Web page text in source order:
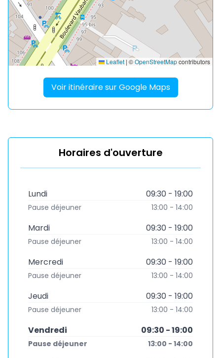
Leaflet | ©OpenStreetMapcontributors
Voir itinéraire sur Google Maps
Horaires d'ouverture
Lundi 09:30 - 19:00
Pause déjeuner 13:00 - 14:00
Mardi 09:30 - 19:00
Pause déjeuner 13:00 - 14:00
Mercredi 09:30 - 19:00
Pause déjeuner 13:00 - 14:00
Jeudi 09:30 - 19:00
Pause déjeuner 13:00 - 14:00
Vendredi 09:30 - 19:00
Pause déjeuner 13:00 - 14:00